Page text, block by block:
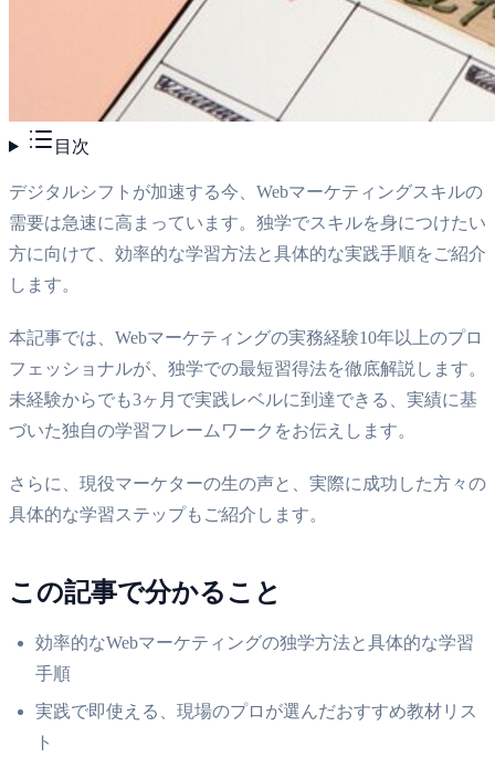
目次
デジタルシフトが加速する今、Webマーケティングスキルの
需要は急速に高まっています。独学でスキルを身につけたい
方に向けて、効率的な学習方法と具体的な実践手順をご紹介
します。
本記事では、Webマーケティングの実務経験10年以上のプロ
フェッショナルが、独学での最短習得法を徹底解説します。
未経験からでも3ヶ月で実践レベルに到達できる、実績に基
づいた独自の学習フレームワークをお伝えします。
さらに、現役マーケターの生の声と、実際に成功した方々の
具体的な学習ステップもご紹介します。
この記事で分かること
効率的なWebマーケティングの独学方法と具体的な学習
手順
実践で即使える、現場のプロが選んだおすすめ教材リス
ト